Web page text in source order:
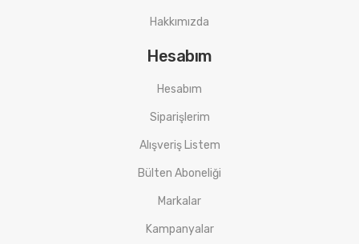
Hakkımızda
Hesabım
Hesabım
Siparişlerim
Alışveriş Listem
Bülten Aboneliği
Markalar
Kampanyalar